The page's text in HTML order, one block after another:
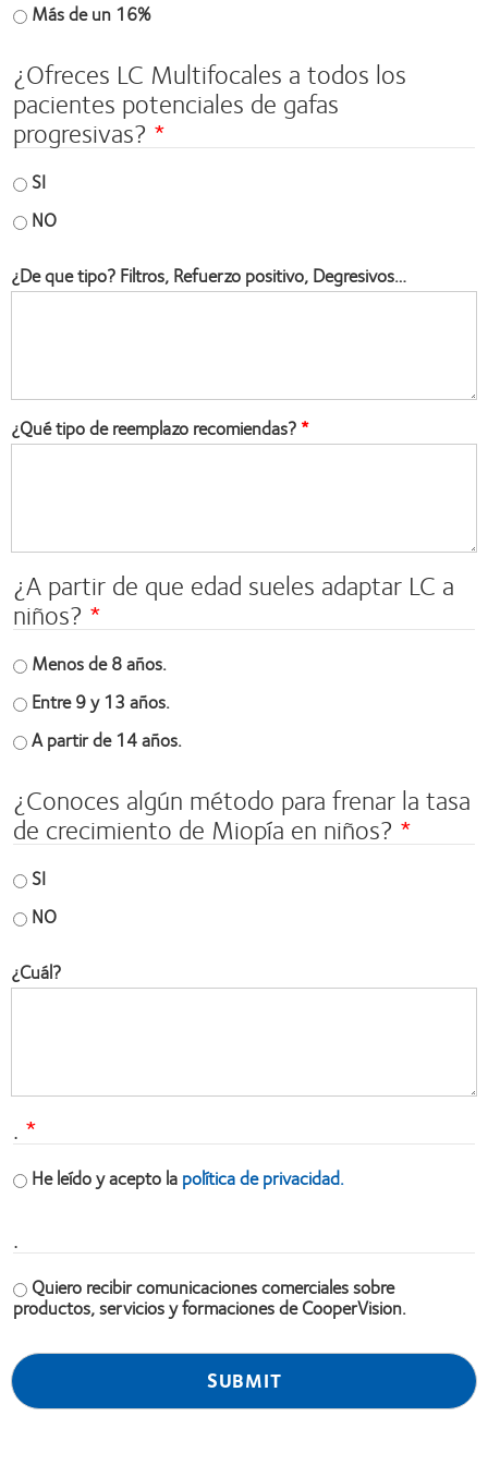
Más de un 16%
¿Ofreces LC Multifocales a todos los
pacientes potenciales de gafas
progresivas?
SI
NO
¿De que tipo? Filtros, Refuerzo positivo, Degresivos…
¿Qué tipo de reemplazo recomiendas?
¿A partir de que edad sueles adaptar LC a
niños?
Menos de 8 años.
Entre 9 y 13 años.
A partir de 14 años.
¿Conoces algún método para frenar la tasa
de crecimiento de Miopía en niños?
SI
NO
¿Cuál?
.
He leído y acepto lapolítica de privacidad.
.
Quiero recibir comunicaciones comerciales sobre
productos, servicios y formaciones de CooperVision.